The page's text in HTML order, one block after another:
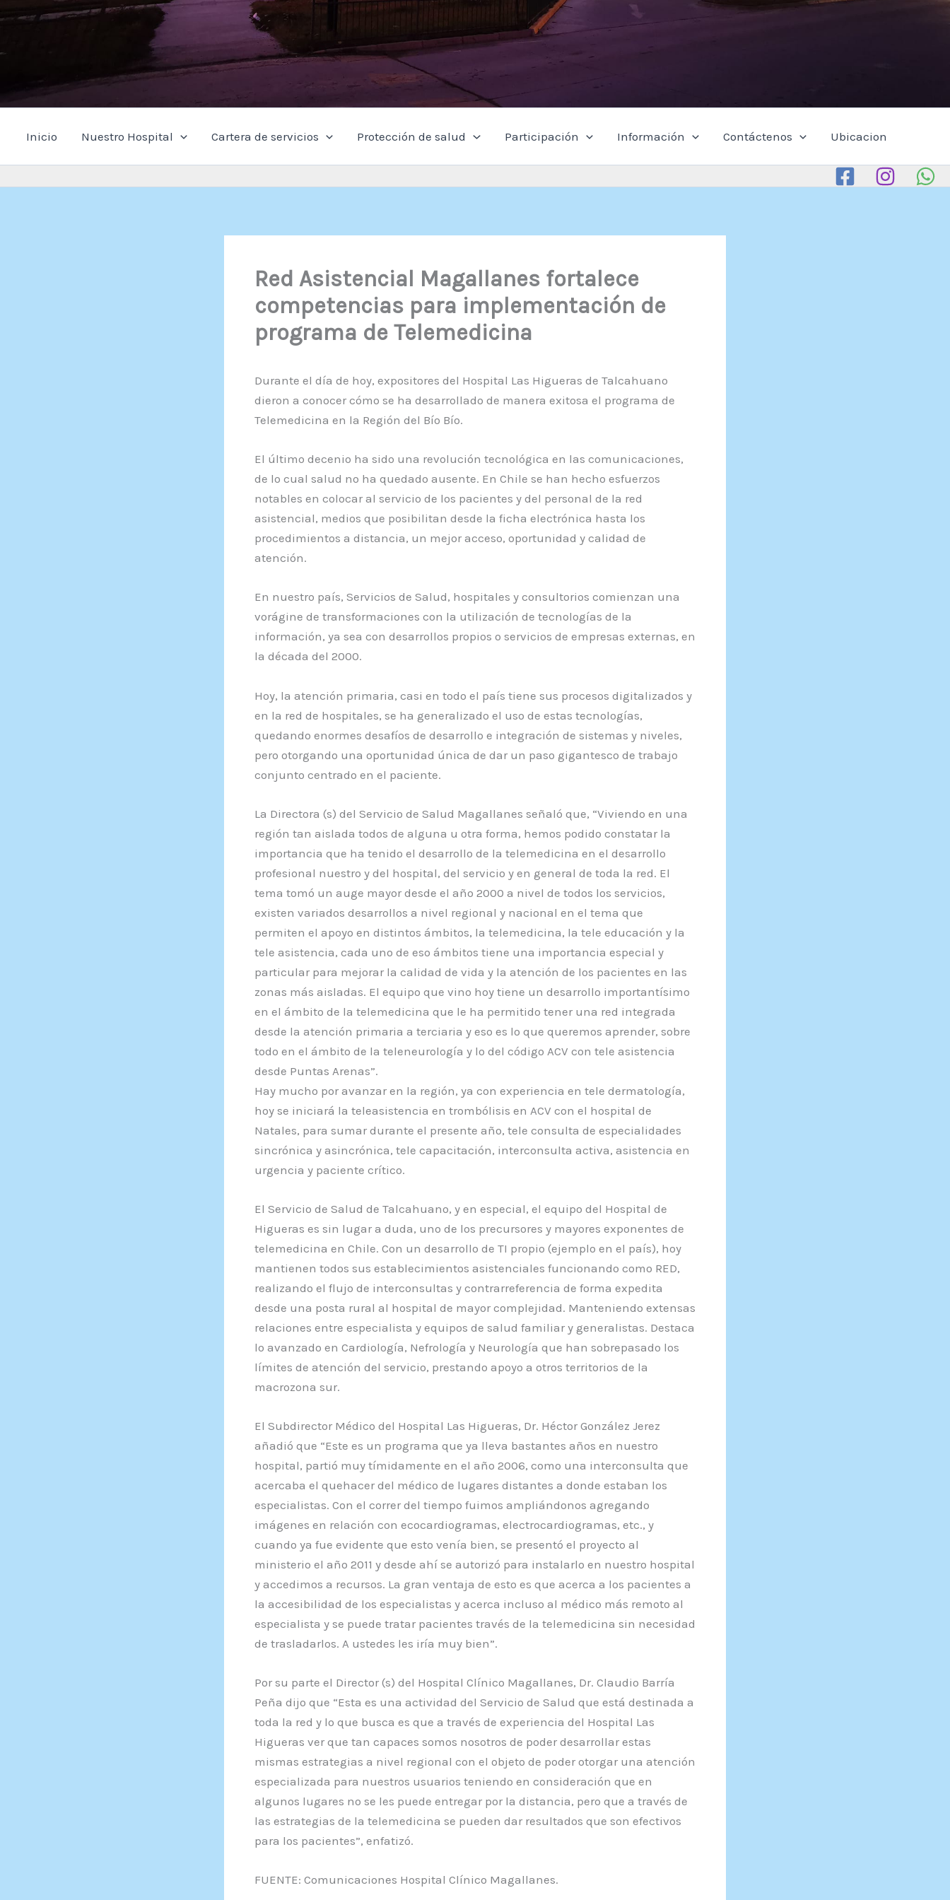
Inicio Nuestro Hospital Cartera de servicios Protección de salud Participación Información Contáctenos Ubicacion
Red Asistencial Magallanes fortalece
competencias para implementación de
programa de Telemedicina
Durante el día de hoy, expositores del Hospital Las Higueras de Talcahuano
dieron a conocer cómo se ha desarrollado de manera exitosa el programa de
Telemedicina en la Región del Bío Bío.
El último decenio ha sido una revolución tecnológica en las comunicaciones,
de lo cual salud no ha quedado ausente. En Chile se han hecho esfuerzos
notables en colocar al servicio de los pacientes y del personal de la red
asistencial, medios que posibilitan desde la ficha electrónica hasta los
procedimientos a distancia, un mejor acceso, oportunidad y calidad de
atención.
En nuestro país, Servicios de Salud, hospitales y consultorios comienzan una
vorágine de transformaciones con la utilización de tecnologías de la
información, ya sea con desarrollos propios o servicios de empresas externas, en
la década del 2000.
Hoy, la atención primaria, casi en todo el país tiene sus procesos digitalizados y
en la red de hospitales, se ha generalizado el uso de estas tecnologías,
quedando enormes desafíos de desarrollo e integración de sistemas y niveles,
pero otorgando una oportunidad única de dar un paso gigantesco de trabajo
conjunto centrado en el paciente.
La Directora (s) del Servicio de Salud Magallanes señaló que, “Viviendo en una
región tan aislada todos de alguna u otra forma, hemos podido constatar la
importancia que ha tenido el desarrollo de la telemedicina en el desarrollo
profesional nuestro y del hospital, del servicio y en general de toda la red. El
tema tomó un auge mayor desde el año 2000 a nivel de todos los servicios,
existen variados desarrollos a nivel regional y nacional en el tema que
permiten el apoyo en distintos ámbitos, la telemedicina, la tele educación y la
tele asistencia, cada uno de eso ámbitos tiene una importancia especial y
particular para mejorar la calidad de vida y la atención de los pacientes en las
zonas más aisladas. El equipo que vino hoy tiene un desarrollo importantísimo
en el ámbito de la telemedicina que le ha permitido tener una red integrada
desde la atención primaria a terciaria y eso es lo que queremos aprender, sobre
todo en el ámbito de la teleneurología y lo del código ACV con tele asistencia
desde Puntas Arenas”.
Hay mucho por avanzar en la región, ya con experiencia en tele dermatología,
hoy se iniciará la teleasistencia en trombólisis en ACV con el hospital de
Natales, para sumar durante el presente año, tele consulta de especialidades
sincrónica y asincrónica, tele capacitación, interconsulta activa, asistencia en
urgencia y paciente crítico.
El Servicio de Salud de Talcahuano, y en especial, el equipo del Hospital de
Higueras es sin lugar a duda, uno de los precursores y mayores exponentes de
telemedicina en Chile. Con un desarrollo de TI propio (ejemplo en el país), hoy
mantienen todos sus establecimientos asistenciales funcionando como RED,
realizando el flujo de interconsultas y contrarreferencia de forma expedita
desde una posta rural al hospital de mayor complejidad. Manteniendo extensas
relaciones entre especialista y equipos de salud familiar y generalistas. Destaca
lo avanzado en Cardiología, Nefrología y Neurología que han sobrepasado los
límites de atención del servicio, prestando apoyo a otros territorios de la
macrozona sur.
El Subdirector Médico del Hospital Las Higueras, Dr. Héctor González Jerez
añadió que “Este es un programa que ya lleva bastantes años en nuestro
hospital, partió muy tímidamente en el año 2006, como una interconsulta que
acercaba el quehacer del médico de lugares distantes a donde estaban los
especialistas. Con el correr del tiempo fuimos ampliándonos agregando
imágenes en relación con ecocardiogramas, electrocardiogramas, etc., y
cuando ya fue evidente que esto venía bien, se presentó el proyecto al
ministerio el año 2011 y desde ahí se autorizó para instalarlo en nuestro hospital
y accedimos a recursos. La gran ventaja de esto es que acerca a los pacientes a
la accesibilidad de los especialistas y acerca incluso al médico más remoto al
especialista y se puede tratar pacientes través de la telemedicina sin necesidad
de trasladarlos. A ustedes les iría muy bien”.
Por su parte el Director (s) del Hospital Clínico Magallanes, Dr. Claudio Barría
Peña dijo que “Esta es una actividad del Servicio de Salud que está destinada a
toda la red y lo que busca es que a través de experiencia del Hospital Las
Higueras ver que tan capaces somos nosotros de poder desarrollar estas
mismas estrategias a nivel regional con el objeto de poder otorgar una atención
especializada para nuestros usuarios teniendo en consideración que en
algunos lugares no se les puede entregar por la distancia, pero que a través de
las estrategias de la telemedicina se pueden dar resultados que son efectivos
para los pacientes”, enfatizó.
FUENTE: Comunicaciones Hospital Clínico Magallanes.